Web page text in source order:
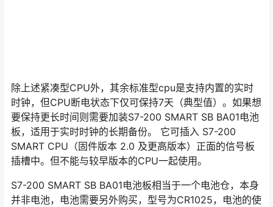
除上述紧凑型CPU外，其余标准型cpu是支持内置的实时
时钟，但CPU断电状态下仅可保持7天（典型值）。如果想
要保持更长时间则需要加装S7-200 SMART SB BA01电池
板，适用于实时时钟的长期备份。 它可插入 S7-200
SMART CPU（固件版本 2.0 及更高版本）正面的信号板
插槽中。但不能与较早版本的CPU一起使用。
S7-200 SMART SB BA01电池板相当于一个电池仓，本身
并非电池，电池需要另外购买，型号为CR1025，电池的使